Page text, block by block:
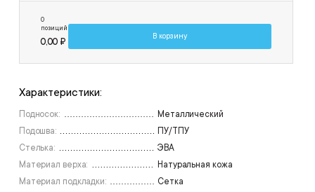
44
45
под заказ
48
0
позиций
0,00 ₽
В корзину
Характеристики:
Подносок:
Металлический
Подошва:
ПУ/ТПУ
Стелька:
ЭВА
Материал верха:
Натуральная кожа
Материал подкладки:
Сетка